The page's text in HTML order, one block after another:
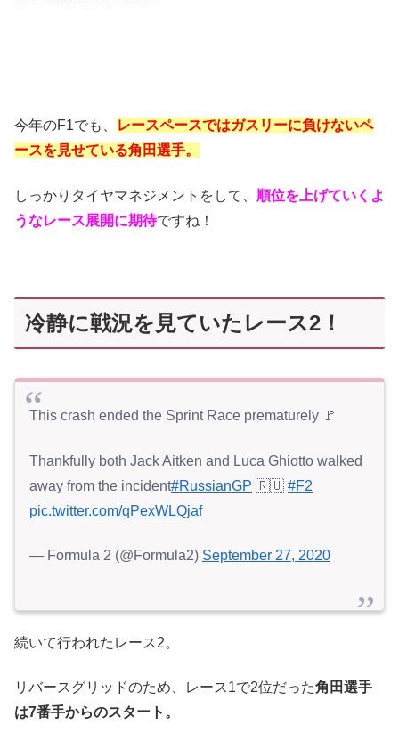
今年のF1でも、
レースペースではガスリーに負けないペ
ースを見せている角田選手。
しっかりタイヤマネジメントをして、 順位を上げていくよ
うなレース展開に期待ですね！
冷静に戦況を見ていたレース2！
This crash ended the Sprint Race prematurely 🚩
Thankfully both Jack Aitken and Luca Ghiotto walked
away from the incident#RussianGP 🇷🇺 #F2
pic.twitter.com/qPexWLQjaf
— Formula 2 (@Formula2) September 27, 2020
続いて行われたレース2。
リバースグリッドのため、レース1で2位だった角田選手
は7番手からのスタート。